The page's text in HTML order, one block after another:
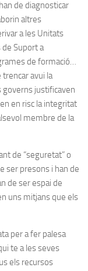
de diagnosticar
altres
a les Unitats
de Suport a
de formació…
avui la
governs justificaven
en risc la integritat
membre de la
de “seguretat” o
ser presons i han de
de ser espai de
uns mitjans que els
per a fer palesa
te a les seves
els recursos